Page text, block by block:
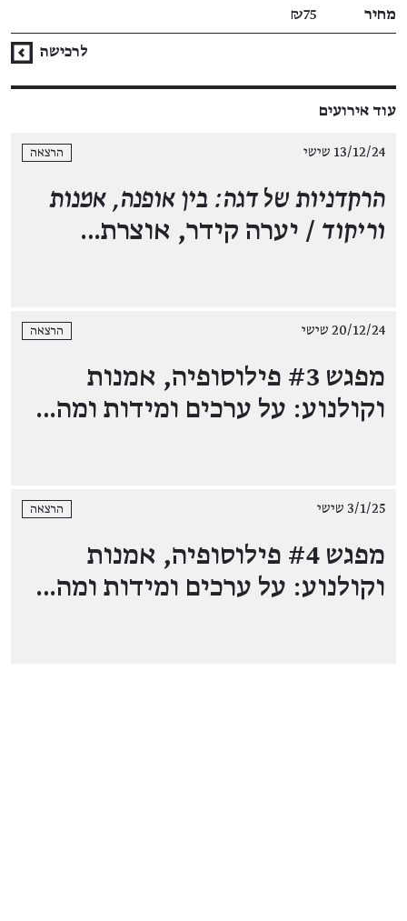
מחיר ₪75
לרכישה
עוד אירועים
13/12/24 שישי הרצאה
הרקדניות של דגה: בין אופנה, אמנות
וריקוד / יערה קידר, אוצרת…
20/12/24 שישי הרצאה
מפגש #3 פילוסופיה, אמנות
וקולנוע: על ערכים ומידות ומה…
3/1/25 שישי הרצאה
מפגש #4 פילוסופיה, אמנות
וקולנוע: על ערכים ומידות ומה…